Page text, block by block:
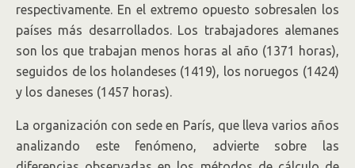
respectivamente. En el extremo opuesto sobresalen los
países más desarrollados. Los trabajadores alemanes
son los que trabajan menos horas al año (1371 horas),
seguidos de los holandeses (1419), los noruegos (1424)
y los daneses (1457 horas).
La organización con sede en París, que lleva varios años
analizando este fenómeno, advierte sobre las